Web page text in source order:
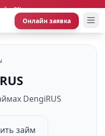
0%
Онлайн заявка
DengiRUS
займ